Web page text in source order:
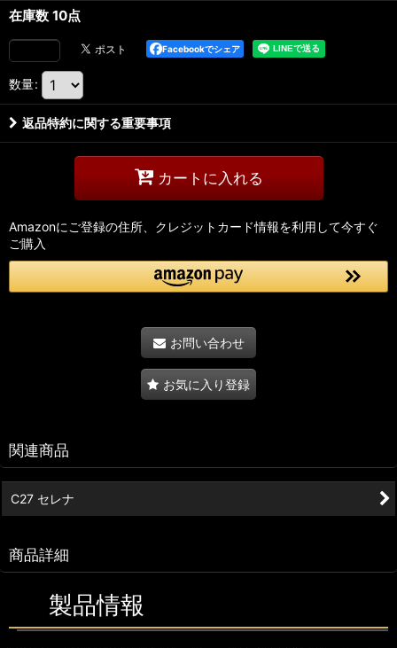
在庫数 10点
Facebookでシェア
数量:
返品特約に関する重要事項
カートに入れる
Amazonにご登録の住所、クレジットカード情報を利用して今すぐ
ご購入
お問い合わせ
お気に入り登録
関連商品
C27 セレナ
商品詳細
製品情報